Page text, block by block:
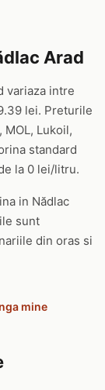
Arad
variaza intre
lei. Preturile
Lukoil,
standard
la 0 lei/litru.
in Nădlac
sunt
din oras si
mine